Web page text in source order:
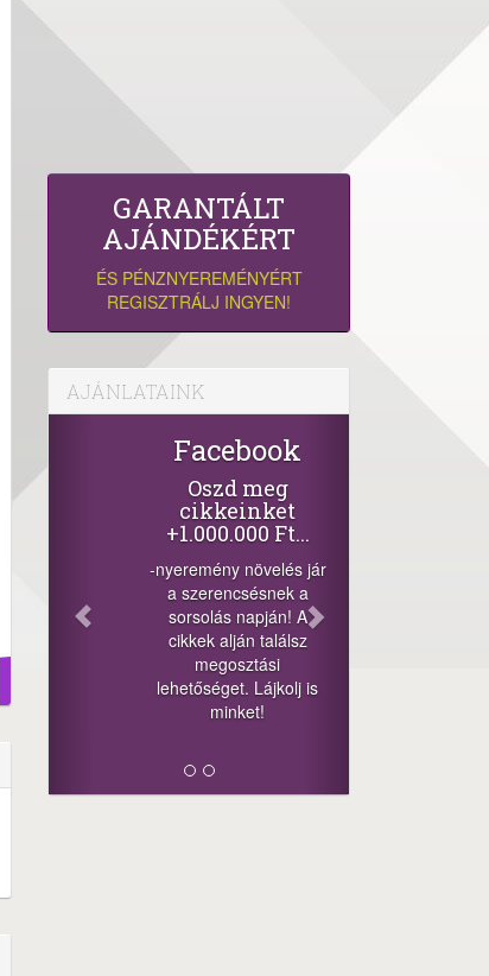
GARANTÁLT
AJÁNDÉKÉRT
ÉS PÉNZNYEREMÉNYÉRT
REGISZTRÁLJ INGYEN!
AJÁNLATAINK
Facebook
Oszd meg
cikkeinket
+1.000.000 Ft...
-nyeremény növelés jár
a szerencsésnek a
sorsolás napján! A
cikkek alján találsz
megosztási
lehetőséget. Lájkolj is
minket!